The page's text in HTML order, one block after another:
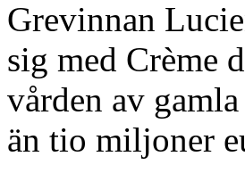
Grevinnan
sig med Crème
vården av
än tio miljoner